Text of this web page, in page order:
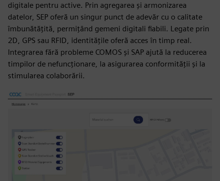
digitale pentru active. Prin agregarea și armonizarea
datelor, SEP oferă un singur punct de adevăr cu o calitate
îmbunătățită, permițând gemeni digitali fiabili. Legate prin
2D, GPS sau RFID, identitățile oferă acces în timp real.
Integrarea fără probleme COMOS și SAP ajută la reducerea
timpilor de nefuncționare, la asigurarea conformității și la
stimularea colaborării.